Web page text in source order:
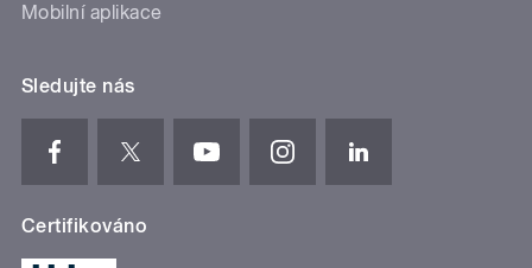
Mobilní aplikace
Sledujte nás
Certifikováno